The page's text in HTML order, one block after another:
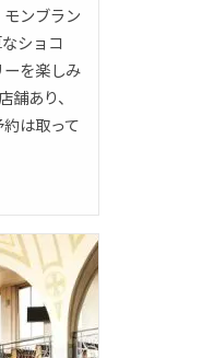
ンブラン
ショコ
を楽しみ
あり、
は取って